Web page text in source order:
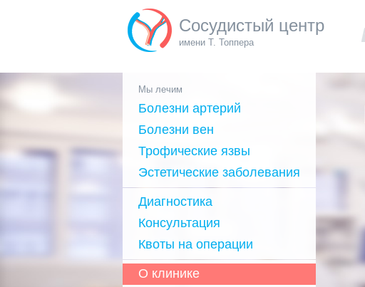
Сосудистый центр
имени Т. Топпера
Мы лечим
Болезни артерий
Болезни вен
Трофические язвы
Эстетические заболевания
Диагностика
Консультация
Квоты на операции
О клинике